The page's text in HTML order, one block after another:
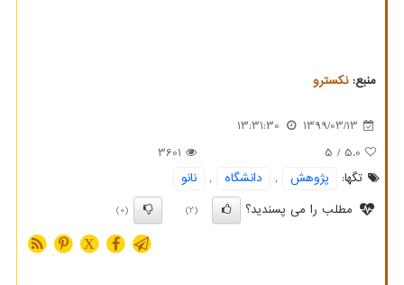
منبع:نكسترو
1399/03/13
13:31:30
5.0
/ 5
3601
تگها:
پژوهش , دانشگاه ,
نانو
مطلب را می پسندید؟
(2)
(0)
X